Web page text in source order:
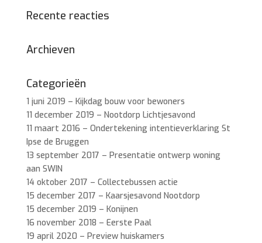
Recente reacties
Archieven
Categorieën
1 juni 2019 – Kijkdag bouw voor bewoners
11 december 2019 – Nootdorp Lichtjesavond
11 maart 2016 – Ondertekening intentieverklaring St
Ipse de Bruggen
13 september 2017 – Presentatie ontwerp woning
aan SWIN
14 oktober 2017 – Collectebussen actie
15 december 2017 – Kaarsjesavond Nootdorp
15 december 2019 – Konijnen
16 november 2018 – Eerste Paal
19 april 2020 – Preview huiskamers